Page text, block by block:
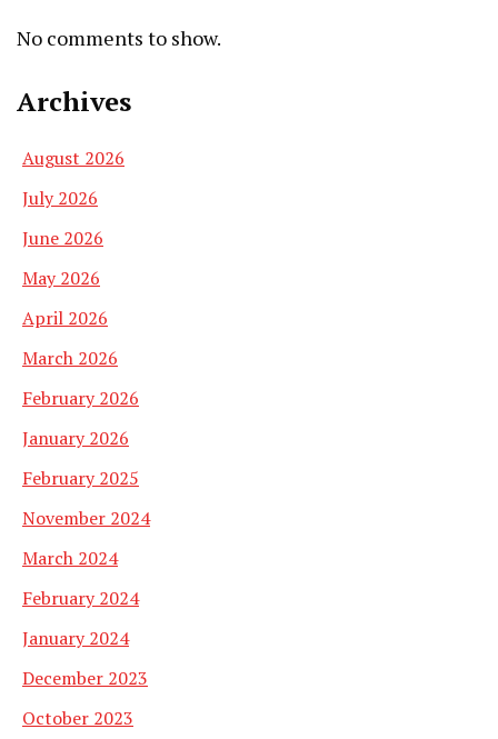
No comments to show.
Archives
August 2026
July 2026
June 2026
May 2026
April 2026
March 2026
February 2026
January 2026
February 2025
November 2024
March 2024
February 2024
January 2024
December 2023
October 2023